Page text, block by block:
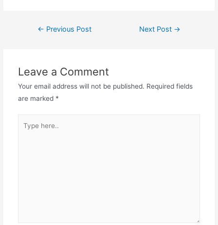
Post← Previous Post Next Post →
Leave a Comment
Your email address will not be published. Required fields
are marked *
here..